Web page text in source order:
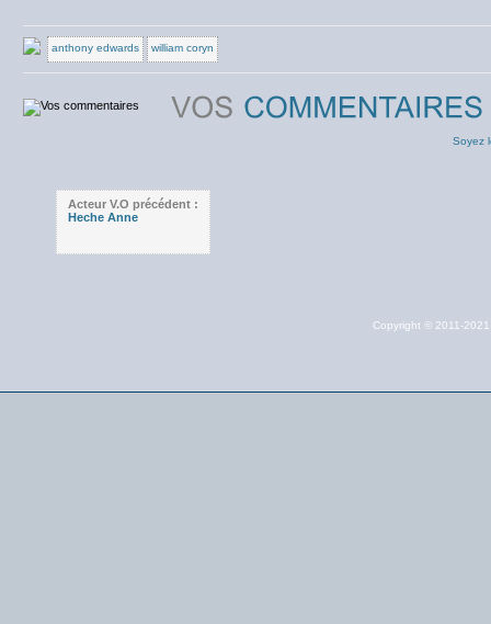
anthony edwards william coryn
Soyez
Acteur V.O précédent :
Heche Anne
Copyright © 2011-